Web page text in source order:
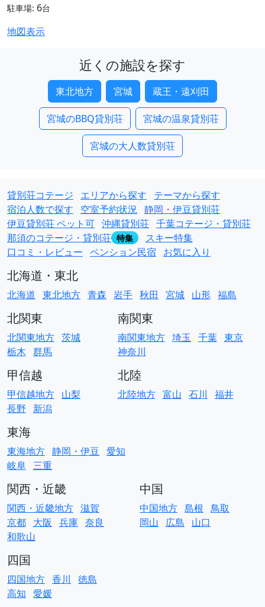
駐車場: 6台
地図表示
近くの施設を探す
東北地方 宮城 蔵王・遠刈田
宮城のBBQ貸別荘 宮城の温泉貸別荘
宮城の大人数貸別荘
貸別荘コテージ エリアから探す
テーマから探す
宿泊人数で探す
空室予約状況 静岡・伊豆貸別荘
伊豆貸別荘 ペット可 沖縄貸別荘 千葉コテージ・貸別荘
那須のコテージ・貸別荘 特集
スキー特集
口コミ・レビュー ペンション民宿 お気に入り
北海道・東北
北海道 東北地方 青森 岩手 秋田 宮城 山形 福島
北関東
北関東地方 茨城
栃木 群馬
南関東
南関東地方 埼玉 千葉 東京
神奈川
甲信越
甲信越地方 山梨
長野
新潟
北陸
北陸地方 富山 石川 福井
東海
東海地方 静岡・伊豆 愛知
岐阜 三重
関西・近畿
関西・近畿地方 滋賀
京都 大阪 兵庫 奈良
和歌山
中国
中国地方 島根 鳥取
岡山
広島 山口
四国
四国地方 香川
徳島
高知 愛媛